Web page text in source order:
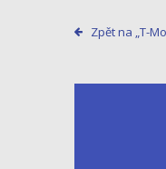
Zpět na „T-